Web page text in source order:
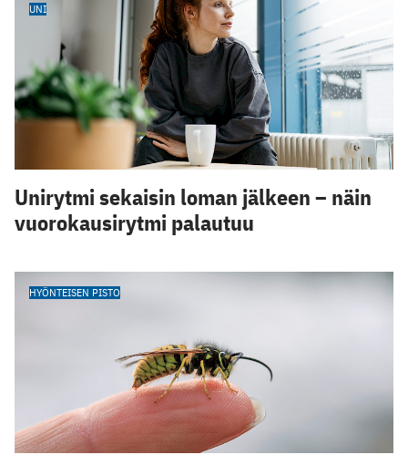
UNI
Unirytmi sekaisin loman jälkeen – näin
vuorokausirytmi palautuu
HYÖNTEISEN PISTO